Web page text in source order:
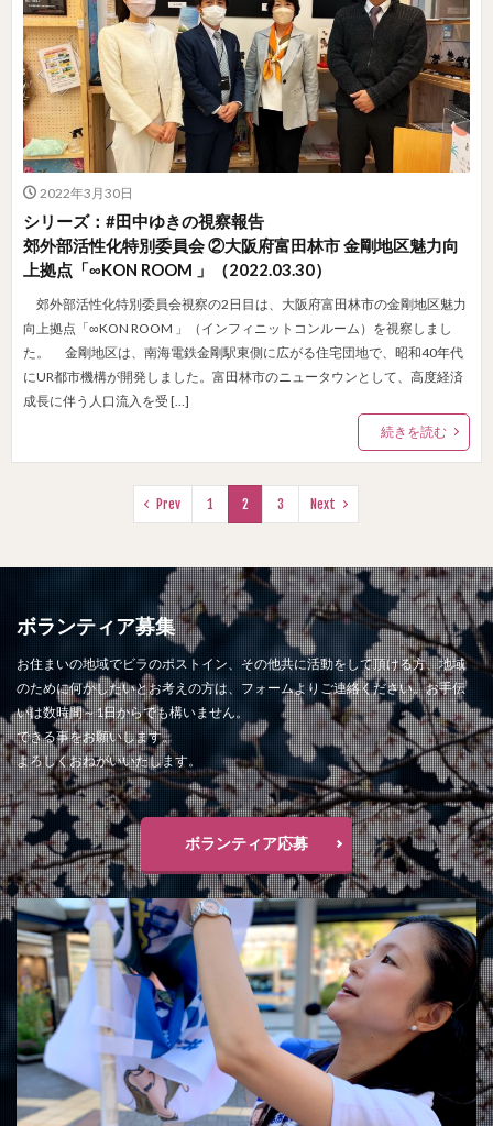
2022年3月30日
シリーズ：#田中ゆきの視察報告
郊外部活性化特別委員会 ②大阪府富田林市 金剛地区魅力向
上拠点「∞KON ROOM 」（2022.03.30）
郊外部活性化特別委員会視察の2日目は、大阪府富田林市の金剛地区魅力
向上拠点「∞KON ROOM 」（インフィニットコンルーム）を視察しまし
た。 金剛地区は、南海電鉄金剛駅東側に広がる住宅団地で、昭和40年代
にUR都市機構が開発しました。富田林市のニュータウンとして、高度経済
成長に伴う人口流入を受 […]
続きを読む
Prev 1 2 3 Next
ボランティア募集
お住まいの地域でビラのポストイン、その他共に活動をして頂ける方、地域
のために何かしたいとお考えの方は、フォームよりご連絡ください。お手伝
いは数時間～1日からでも構いません。
できる事をお願いします。
よろしくおねがいいたします。
ボランティア応募